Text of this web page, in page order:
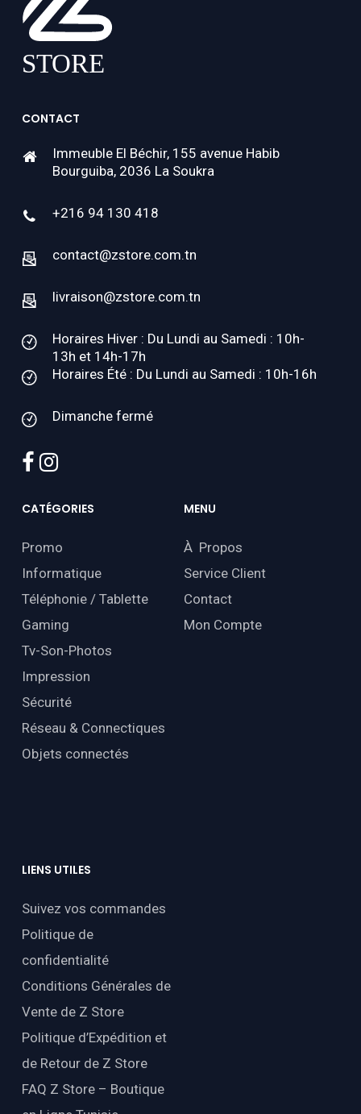
CONTACT
Immeuble El Béchir, 155 avenue Habib
Bourguiba, 2036 La Soukra
+216 94 130 418
contact@zstore.com.tn
livraison@zstore.com.tn
Horaires Hiver : Du Lundi au Samedi : 10h-
13h et 14h-17h
Horaires Été : Du Lundi au Samedi : 10h-16h
Dimanche fermé
facebook
instagram
CATÉGORIES
Promo
Informatique
Téléphonie / Tablette
Gaming
Tv-Son-Photos
Impression
Sécurité
Réseau & Connectiques
Objets connectés
MENU
À Propos
Service Client
Contact
Mon Compte
LIENS UTILES
Suivez vos commandes
Politique de
confidentialité
Conditions Générales de
Vente de Z Store
Politique d’Expédition et
de Retour de Z Store
FAQ Z Store – Boutique